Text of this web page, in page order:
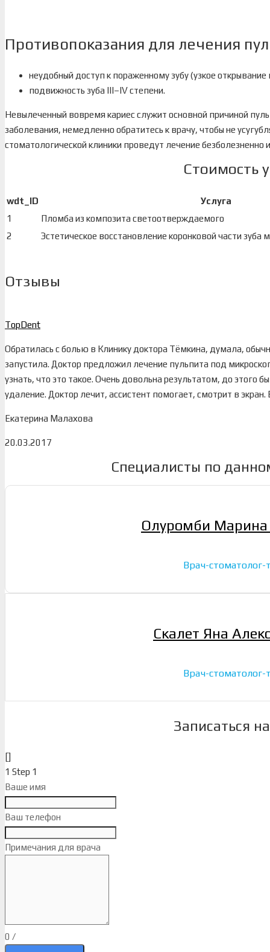
Противопоказания для лечения
неудобный доступ к пораженному зубу (узкое открывание
подвижность зуба III–IV степени.
Невылеченный вовремя кариес служит основной причиной
заболевания, немедленно обратитесь к врачу, чтобы не
стоматологической клиники проведут лечение
Стоимость
wdt_ID
Услуга
1
Пломба из композита светоотверждаемого
2
Эстетическое восстановление коронковой части
Отзывы
TopDent
Обратилась с болью в Клинику доктора Тёмкина, думала,
запустила. Доктор предложил лечение пульпита под
узнать, что это такое. Очень довольна результатом, до этого
удаление. Доктор лечит, ассистент помогает, смотрит в
Екатерина Малахова
20.03.2017
Специалисты по
Олуромби Марина
Врач-стоматолог-
Скалет Яна
Врач-стоматолог-
Записаться
[]
1 Step 1
Ваше имя
Ваш телефон
Примечания для врача
0 /